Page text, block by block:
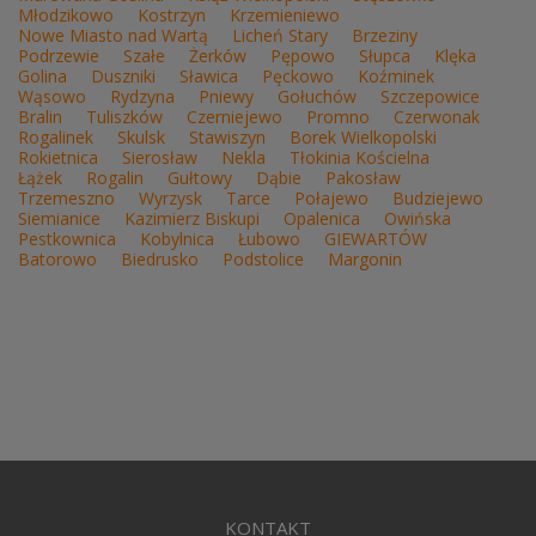
Młodzikowo
Kostrzyn
Krzemieniewo
Nowe Miasto nad Wartą
Licheń Stary
Brzeziny
Podrzewie
Szałe Żerków Pępowo Słupca
Klęka
Golina
Duszniki Sławica Pęckowo
Koźminek
Wąsowo
Rydzyna Pniewy Gołuchów
Szczepowice
Bralin
Tuliszków Czerniejewo Promno
Czerwonak
Rogalinek
Skulsk Stawiszyn
Borek Wielkopolski
Rokietnica
Sierosław Nekla
Tłokinia Kościelna
Łążek
Rogalin Gułtowy Dąbie
Pakosław
Trzemeszno
Wyrzysk Tarce Połajewo
Budziejewo
Siemianice
Kazimierz Biskupi Opalenica
Owińska
Pestkownica
Kobylnica Łubowo
GIEWARTÓW
Batorowo
Biedrusko Podstolice Margonin
KONTAKT